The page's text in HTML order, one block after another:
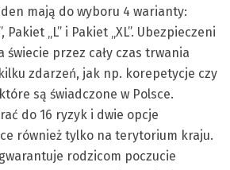
mają do wyboru 4 warianty:
Pakiet „L” i Pakiet „XL”. Ubezpieczeni
świecie przez cały czas trwania
zdarzeń, jak np. korepetycje czy
są świadczone w Polsce.
do 16 ryzyk i dwie opcje
również tylko na terytorium kraju.
rodzicom poczucie